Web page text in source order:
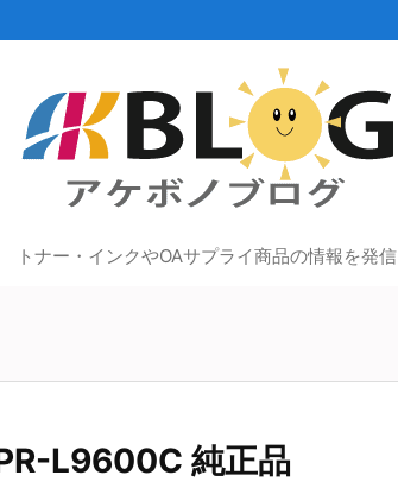
トナー・インクやOAサプライ商品の情報を発信
L9600C 純正品